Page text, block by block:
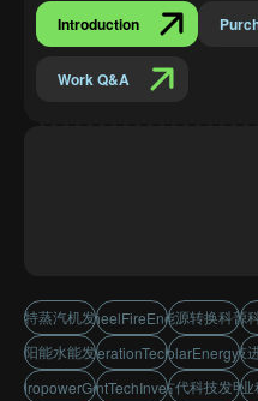
Introduction
Work Q&A
瓦特蒸汽机发明
WaterWheelFireEnergyTech
能源转换科普
能源
太阳能水能发电
EnergyGenerationTechInnovation
科技
AncientTechInventions古代科技发明
企业